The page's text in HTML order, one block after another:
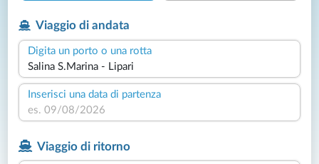
Viaggio di andata
Digita un porto o una rotta
Inserisci una data di partenza
Viaggio di ritorno